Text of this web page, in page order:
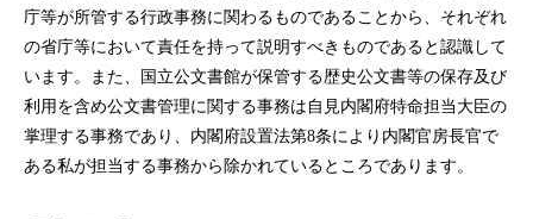
庁等が所管する行政事務に関わるものであることから、それぞれ
の省庁等において責任を持って説明すべきものであると認識して
います。また、国立公文書館が保管する歴史公文書等の保存及び
利用を含め公文書管理に関する事務は自見内閣府特命担当大臣の
掌理する事務であり、内閣府設置法第8条により内閣官房長官で
ある私が担当する事務から除かれているところであります。